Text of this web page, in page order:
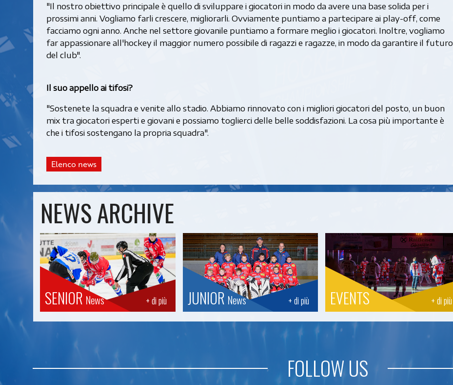
"Il nostro obiettivo principale è quello di sviluppare i giocatori in modo da avere una base solida per i
prossimi anni. Vogliamo farli crescere, migliorarli. Ovviamente puntiamo a partecipare ai play-off, come
facciamo ogni anno. Anche nel settore giovanile puntiamo a formare meglio i giocatori. Inoltre, vogliamo
far appassionare all'hockey il maggior numero possibile di ragazzi e ragazze, in modo da garantire il futuro
del club".
Il suo appello ai tifosi?
"Sostenete la squadra e venite allo stadio. Abbiamo rinnovato con i migliori giocatori del posto, un buon
mix tra giocatori esperti e giovani e possiamo toglierci delle belle soddisfazioni. La cosa più importante è
che i tifosi sostengano la propria squadra".
Elenco news
NEWS ARCHIVE
+ di più
SENIOR News + di più
JUNIOR News + di più
EVENTS
FOLLOW US